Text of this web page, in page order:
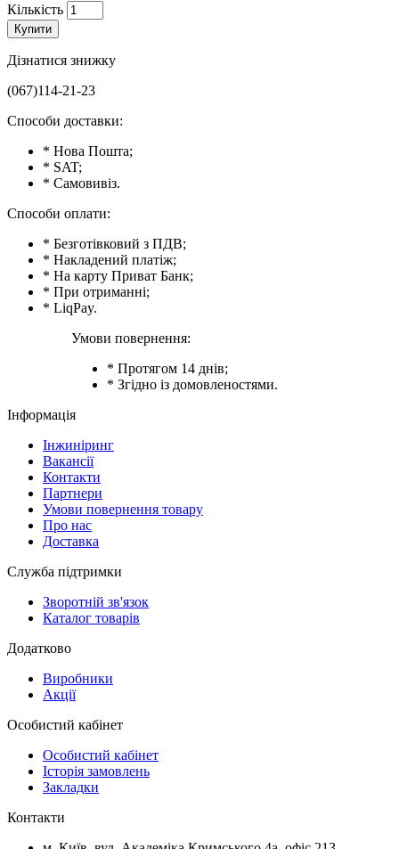
Кількість
Купити
Дізнатися знижку
(067)114-21-23
Способи доставки:
* Нова Пошта;
* SAT;
* Самовивіз.
Способи оплати:
* Безготівковий з ПДВ;
* Накладений платіж;
* На карту Приват Банк;
* При отриманні;
* LiqPay.
Умови повернення:
* Протягом 14 днів;
* Згідно із домовленостями.
Інформація
Інжиніринг
Вакансії
Контакти
Партнери
Умови повернення товару
Про нас
Доставка
Служба підтримки
Зворотній зв'язок
Каталог товарів
Додатково
Виробники
Акції
Особистий кабінет
Особистий кабінет
Історія замовлень
Закладки
Контакти